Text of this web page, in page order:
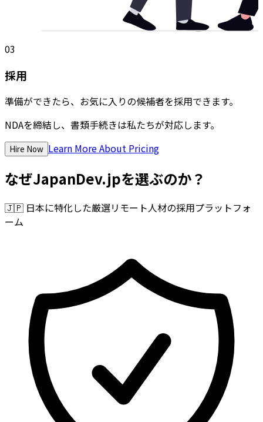
03
採用
準備ができたら、お気に入りの候補者を採用できます。
NDAを締結し、書類手続きは私たちが対応します。
Hire Now Learn More About Pricing
なぜJapanDev.jpを選ぶのか？
🇯🇵 日本に特化した厳選リモート人材の採用プラットフォ
ーム